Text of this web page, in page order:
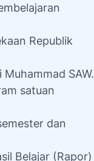
Republik
SAW.
satuan
dan
Belajar (Rapor)